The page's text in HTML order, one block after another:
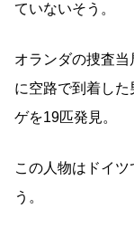
ていないそう。
オランダの捜査
に空路で到着し
ゲを19匹発見。
この人物はドイ
う。